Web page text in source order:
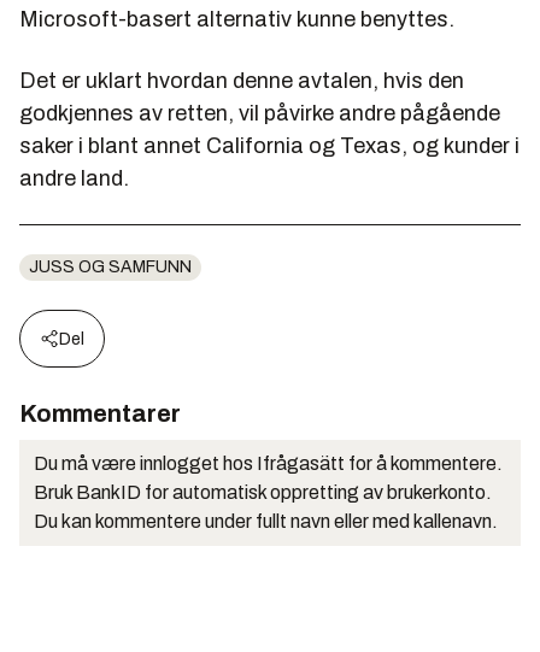
Microsoft-basert alternativ kunne benyttes.
Det er uklart hvordan denne avtalen, hvis den
godkjennes av retten, vil påvirke andre pågående
saker i blant annet California og Texas, og kunder i
andre land.
JUSS OG SAMFUNN
Del
Kommentarer
Du må være innlogget hos Ifrågasätt for å kommentere.
Bruk BankID for automatisk oppretting av brukerkonto.
Du kan kommentere under fullt navn eller med kallenavn.